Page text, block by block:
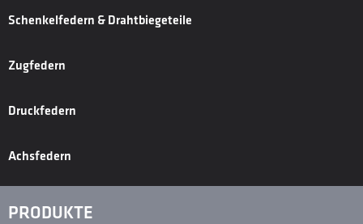
Schenkelfedern & Drahtbiegeteile
Zugfedern
Druckfedern
Achsfedern
PRODUKTE